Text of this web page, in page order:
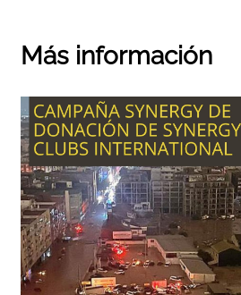
Más información